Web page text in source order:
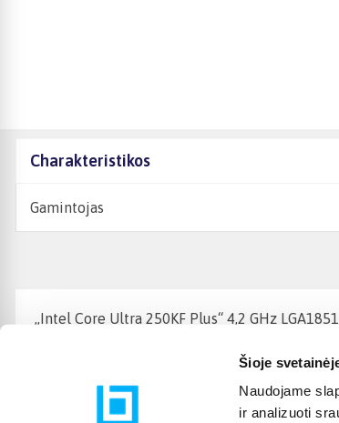
Šioje
Naudojame
ir analizuoti
Charakteristikos
Gamintojas
„Intel Core Ultra 250KF Plus“ 4,2 GHz